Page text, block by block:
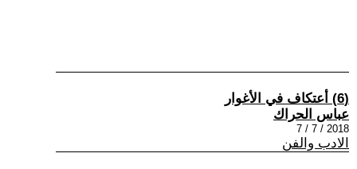
(6) أعتكاف في الأغوار
عباس الحراك
2018 / 7 / 7
الادب والفن